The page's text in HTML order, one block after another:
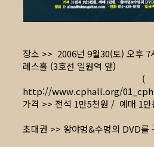
장소 >> 2006년 9월30(토) 오후 7
레스홀 (3호선 일원역 앞)
(
http://www.cphall.org/
가격 >> 전석 1만5천원 / 예매 1만
초대권 >> 왕야멍&수멍의 DVD를